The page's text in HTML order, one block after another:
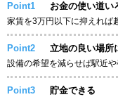
Point1 お金の使い道い
家賃を3万円以下に抑えれば
Point2 立地の良い場所
設備の希望を減らせば駅近
Point3 貯金できる